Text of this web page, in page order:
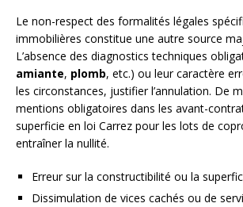
Le non-respect des formalités légales
immobilières constitue une autre source
L’absence des diagnostics techniques
amiante, plomb, etc.) ou leur caractère
les circonstances, justifier l’annulation. De
mentions obligatoires dans les avant-
superficie en loi Carrez pour les lots de
entraîner la nullité.
Erreur sur la constructibilité ou la
Dissimulation de vices cachés ou de